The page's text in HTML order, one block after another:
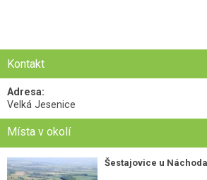
Kontakt
Adresa:
Velká Jesenice
Místa v okolí
Šestajovice u Náchoda